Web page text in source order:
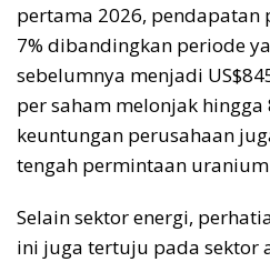
pertama 2026, pendapatan
7% dibandingkan periode
sebelumnya menjadi
per saham melonjak hingga
keuntungan perusahaan
tengah permintaan
Selain sektor energi,
ini juga tertuju pada sektor